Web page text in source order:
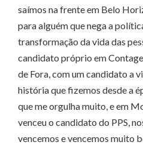
saímos na frente em Belo
para alguém que nega a
transformação da vida das
candidato próprio em
de Fora, com um candidato a
história que fizemos desde a
que me orgulha muito, e em
venceu o candidato do PPS,
vencemos e vencemos muito